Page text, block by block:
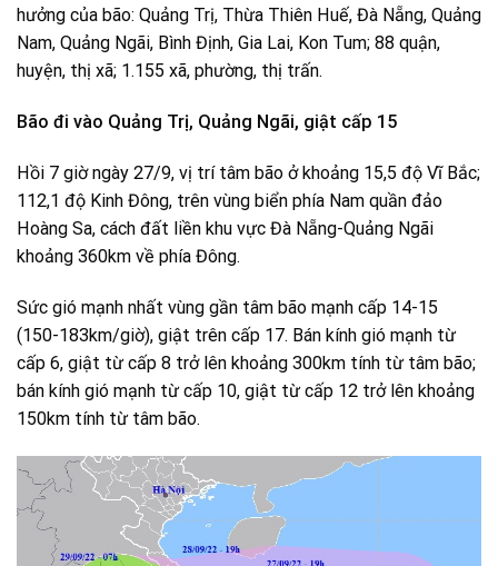
hưởng của bão: Quảng Trị, Thừa Thiên Huế, Đà Nẵng, Quảng
Nam, Quảng Ngãi, Bình Định, Gia Lai, Kon Tum; 88 quận,
huyện, thị xã; 1.155 xã, phường, thị trấn.
Bão đi vào Quảng Trị, Quảng Ngãi, giật cấp 15
Hồi 7 giờ ngày 27/9, vị trí tâm bão ở khoảng 15,5 độ Vĩ Bắc;
112,1 độ Kinh Đông, trên vùng biển phía Nam quần đảo
Hoàng Sa, cách đất liền khu vực Đà Nẵng-Quảng Ngãi
khoảng 360km về phía Đông.
Sức gió mạnh nhất vùng gần tâm bão mạnh cấp 14-15
(150-183km/giờ), giật trên cấp 17. Bán kính gió mạnh từ
cấp 6, giật từ cấp 8 trở lên khoảng 300km tính từ tâm bão;
bán kính gió mạnh từ cấp 10, giật từ cấp 12 trở lên khoảng
150km tính từ tâm bão.